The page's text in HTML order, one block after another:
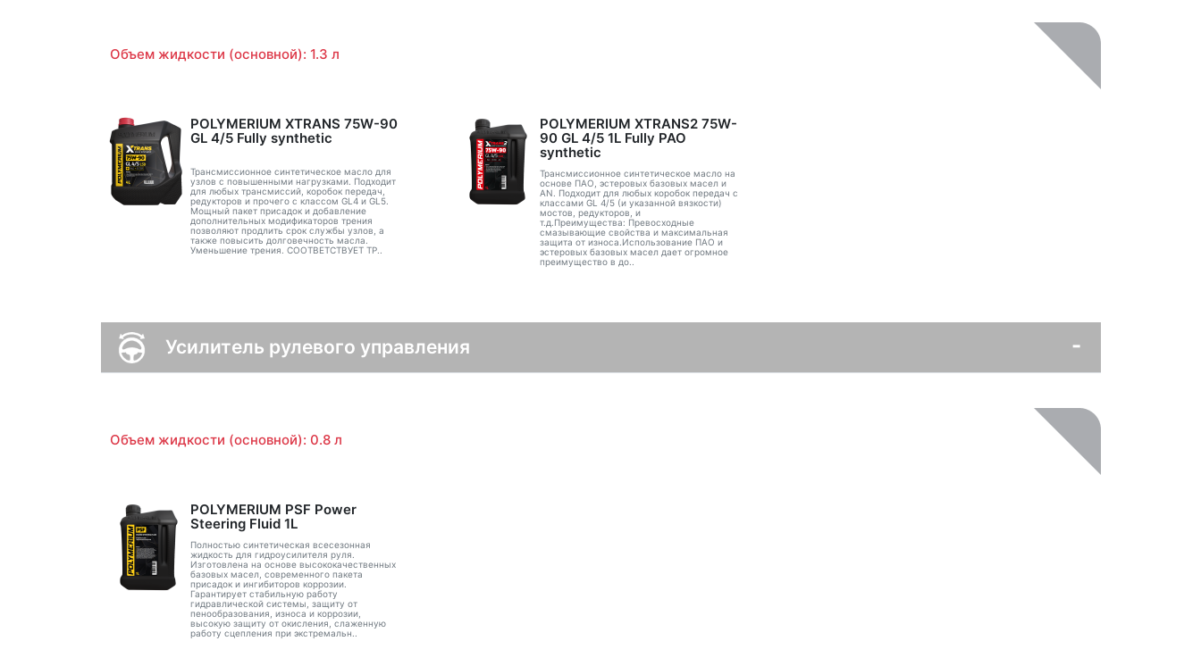
Объем жидкости (основной): 1.3 л
POLYMERIUM XTRANS 75W-90
GL 4/5 Fully synthetic
Трансмиссионное синтетическое масло для
узлов с повышенными нагрузками. Подходит
для любых трансмиссий, коробок передач,
редукторов и прочего с классом GL4 и GL5.
Мощный пакет присадок и добавление
дополнительных модификаторов трения
позволяют продлить срок службы узлов, а
также повысить долговечность масла.
Уменьшение трения. СООТВЕТСТВУЕТ ТР..
POLYMERIUM XTRANS2 75W-
90 GL 4/5 1L Fully PAO
synthetic
Трансмиссионное синтетическое масло на
основе ПАО, эстеровых базовых масел и
AN. Подходит для любых коробок передач с
классами GL 4/5 (и указанной вязкости)
мостов, редукторов, и
т.д.Преимущества: Превосходные
смазывающие свойства и максимальная
защита от износа.Использование ПАО и
эстеровых базовых масел дает огромное
преимущество в до..
Усилитель рулевого управления
Объем жидкости (основной): 0.8 л
POLYMERIUM PSF Power
Steering Fluid 1L
Полностью синтетическая всесезонная
жидкость для гидроусилителя руля.
Изготовлена на основе высококачественных
базовых масел, современного пакета
присадок и ингибиторов коррозии.
Гарантирует стабильную работу
гидравлической системы, защиту от
пенообразования, износа и коррозии,
высокую защиту от окисления, слаженную
работу сцепления при экстремальн..